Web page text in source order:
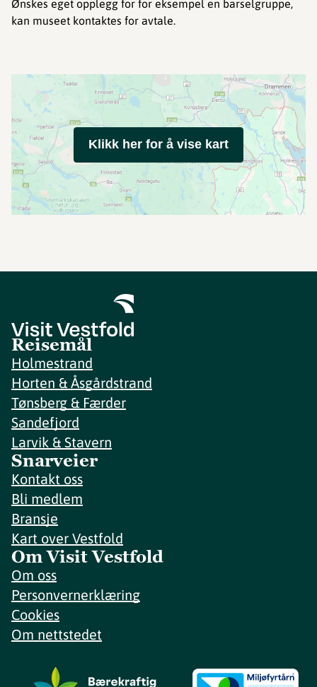
Ønskes eget opplegg for for eksempel en barselgruppe,
kan museet kontaktes for avtale.
Klikk her for å vise kart
Reisemål
Holmestrand
Horten & Åsgårdstrand
Tønsberg & Færder
Sandefjord
Larvik & Stavern
Snarveier
Kontakt oss
Bli medlem
Bransje
Kart over Vestfold
Om Visit Vestfold
Om oss
Personvernerklæring
Cookies
Om nettstedet